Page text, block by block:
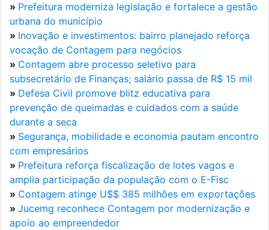
» Prefeitura moderniza legislação e fortalece a gestão
urbana do município
» Inovação e investimentos: bairro planejado reforça
vocação de Contagem para negócios
» Contagem abre processo seletivo para
subsecretário de Finanças; salário passa de R$ 15 mil
» Defesa Civil promove blitz educativa para
prevenção de queimadas e cuidados com a saúde
durante a seca
» Segurança, mobilidade e economia pautam encontro
com empresários
» Prefeitura reforça fiscalização de lotes vagos e
amplia participação da população com o E-Fisc
» Contagem atinge U$$ 385 milhões em exportações
» Jucemg reconhece Contagem por modernização e
apoio ao empreendedor